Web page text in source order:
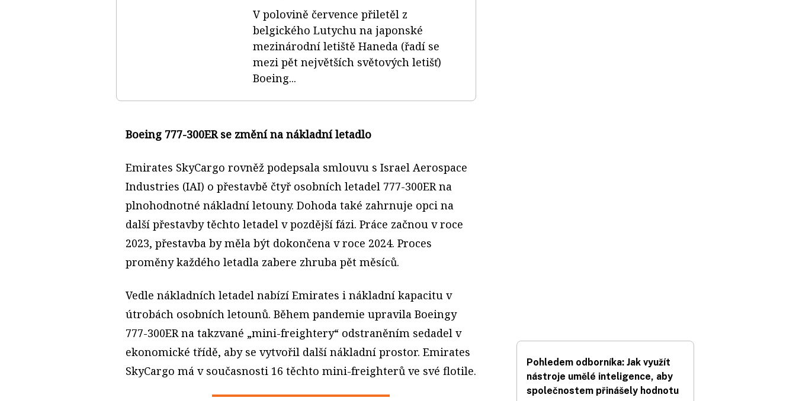
V polovině července přiletěl z
belgického Lutychu na japonské
mezinárodní letiště Haneda (řadí se
mezi pět největších světových letišť)
Boeing...
Boeing 777-300ER se změní na nákladní letadlo
Emirates SkyCargo rovněž podepsala smlouvu s Israel Aerospace
Industries (IAI) o přestavbě čtyř osobních letadel 777-300ER na
plnohodnotné nákladní letouny. Dohoda také zahrnuje opci na
další přestavby těchto letadel v pozdější fázi. Práce začnou v roce
2023, přestavba by měla být dokončena v roce 2024. Proces
proměny každého letadla zabere zhruba pět měsíců.
Vedle nákladních letadel nabízí Emirates i nákladní kapacitu v
útrobách osobních letounů. Během pandemie upravila Boeingy
777-300ER na takzvané „mini-freightery“ odstraněním sedadel v
ekonomické třídě, aby se vytvořil další nákladní prostor. Emirates
SkyCargo má v současnosti 16 těchto mini-freighterů ve své flotile.
Pohledem odborníka: Jak využít
nástroje umělé inteligence, aby
společnostem přinášely hodnotu